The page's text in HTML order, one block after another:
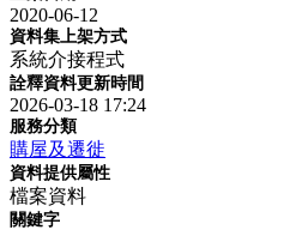
2020-06-12
資料集上架方式
系統介接程式
詮釋資料更新時間
2026-03-18 17:24
服務分類
購屋及遷徙
資料提供屬性
檔案資料
關鍵字